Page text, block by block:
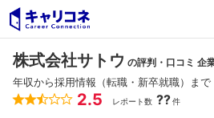
株式会社サトウ の評判・口コミ 企
年収から採用情報（転職・新卒就職）まで
2.5 レポート数 ??件